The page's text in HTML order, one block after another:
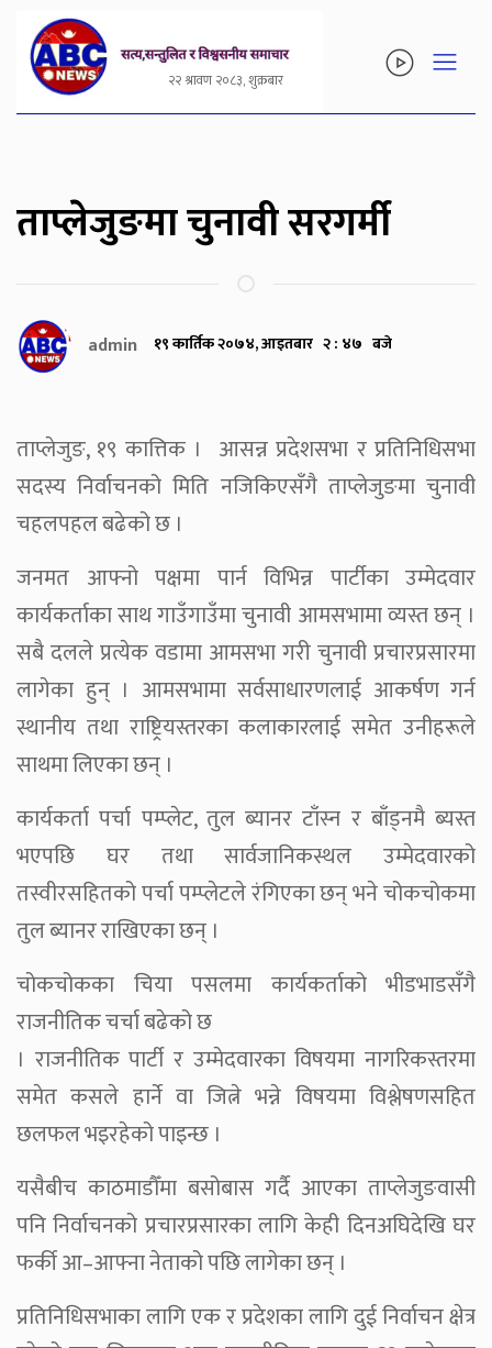
२२ श्रावण २०८३, शुक्रबार
ताप्लेजुङमा चुनावी सरगर्मी
admin १९ कार्तिक २०७४, आइतबार २ : ४७ बजे
ताप्लेजुङ, १९ कात्तिक । आसन्न प्रदेशसभा र प्रतिनिधिसभा
सदस्य निर्वाचनको मिति नजिकिएसँगै ताप्लेजुङमा चुनावी
चहलपहल बढेको छ ।
जनमत आफ्नो पक्षमा पार्न विभिन्न पार्टीका उम्मेदवार
कार्यकर्ताका साथ गाउँगाउँमा चुनावी आमसभामा व्यस्त छन् ।
सबै दलले प्रत्येक वडामा आमसभा गरी चुनावी प्रचारप्रसारमा
लागेका हुन् । आमसभामा सर्वसाधारणलाई आकर्षण गर्न
स्थानीय तथा राष्ट्रियस्तरका कलाकारलाई समेत उनीहरूले
साथमा लिएका छन् ।
कार्यकर्ता पर्चा पम्प्लेट, तुल ब्यानर टाँस्न र बाँड्नमै ब्यस्त
भएपछि घर तथा सार्वजानिकस्थल उम्मेदवारको
तस्वीरसहितको पर्चा पम्प्लेटले रंगिएका छन् भने चोकचोकमा
तुल ब्यानर राखिएका छन् ।
चोकचोकका चिया पसलमा कार्यकर्ताको भीडभाडसँगै
राजनीतिक चर्चा बढेको छ
। राजनीतिक पार्टी र उम्मेदवारका विषयमा नागरिकस्तरमा
समेत कसले हार्ने वा जित्ने भन्ने विषयमा विश्लेषणसहित
छलफल भइरहेको पाइन्छ ।
यसैबीच काठमाडौँमा बसोबास गर्दै आएका ताप्लेजुङवासी
पनि निर्वाचनको प्रचारप्रसारका लागि केही दिनअघिदेखि घर
फर्की आ–आफ्ना नेताको पछि लागेका छन् ।
प्रतिनिधिसभाका लागि एक र प्रदेशका लागि दुई निर्वाचन क्षेत्र